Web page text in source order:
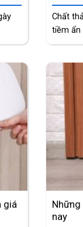
Chất
tiềm ẩn
giá
Những
nay